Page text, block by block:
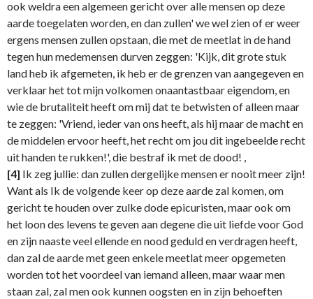
ook weldra een algemeen gericht over alle mensen op deze
aarde toegelaten worden, en dan zullen' we wel zien of er weer
ergens mensen zullen opstaan, die met de meetlat in de hand
tegen hun medemensen durven zeggen: 'Kijk, dit grote stuk
land heb ik afgemeten, ik heb er de grenzen van aangegeven en
verklaar het tot mijn volkomen onaantastbaar eigendom, en
wie de brutaliteit heeft om mij dat te betwisten of alleen maar
te zeggen: 'Vriend, ieder van ons heeft, als hij maar de macht en
de middelen ervoor heeft, het recht om jou dit ingebeelde recht
uit handen te rukken!', die bestraf ik met de dood! ,
[4] Ik zeg jullie: dan zullen dergelijke mensen er nooit meer zijn!
Want als Ik de volgende keer op deze aarde zal komen, om
gericht te houden over zulke dode epicuristen, maar ook om
het loon des levens te geven aan degene die uit liefde voor God
en zijn naaste veel ellende en nood geduld en verdragen heeft,
dan zal de aarde met geen enkele meetlat meer opgemeten
worden tot het voordeel van iemand alleen, maar waar men
staan zal, zal men ook kunnen oogsten en in zijn behoeften